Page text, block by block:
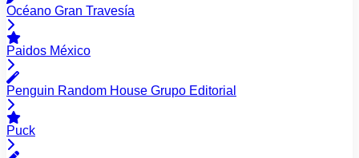
Océano Gran Travesía
Paidos México
Penguin Random House Grupo Editorial
Puck